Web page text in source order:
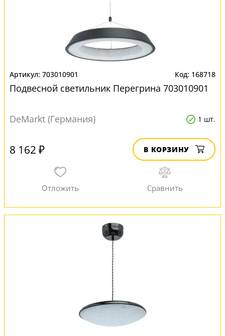
703010901 168718
Подвесной светильник Перегрина 703010901
DeMarkt (Германия) 1 шт.
8 162 ₽ В КОРЗИНУ